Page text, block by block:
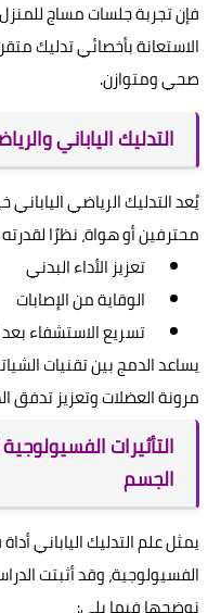
فإن تجربة جلسات مساج
الاستعانة بأخصائي تدليك
صحي ومتوازن.
التدليك الياباني
يُعد التدليك الرياضي الياباني
محترفين أو هواة، نظرًا
تعزيز الأداء البدني
الوقاية من الإصابات
تسريع الاستشفاء بعد
يساعد الدمج بين تقنيات
مرونة العضلات وتعزيز تدفق
التأثيرات
الجسم
يمثل علم التدليك الياباني
الفسيولوجية، وقد أثبتت